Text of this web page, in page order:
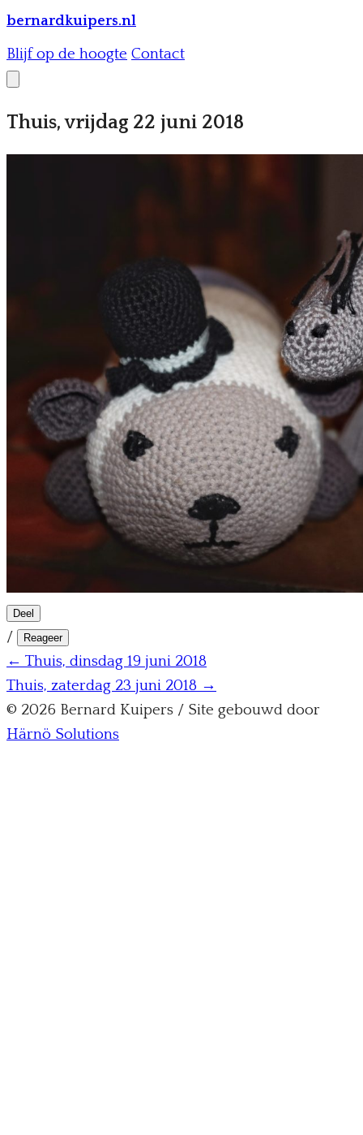
bernardkuipers.nl
Blijf op de hoogte Contact
Thuis, vrijdag 22 juni 2018
Deel
/ Reageer
← Thuis, dinsdag 19 juni 2018
Thuis, zaterdag 23 juni 2018 →
© 2026 Bernard Kuipers / Site gebouwd door
Härnö Solutions